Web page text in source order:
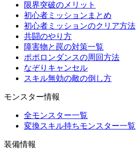
限界突破のメリット
初心者ミッションまとめ
初心者ミッションのクリア方法
共闘のやり方
障害物と罠の対策一覧
ポポロンダンスの周回方法
なぞりキャンセル
スキル無効の敵の倒し方
モンスター情報
全モンスター一覧
変換スキル持ちモンスター一覧
装備情報